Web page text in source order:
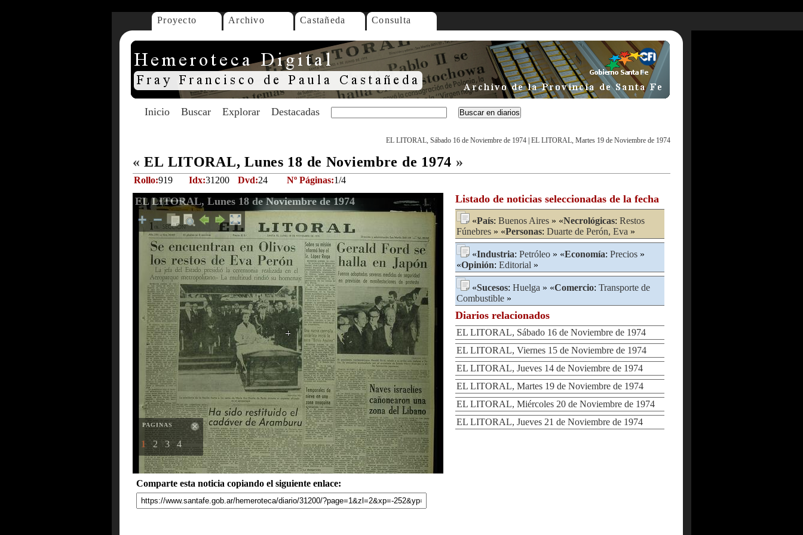
Proyecto Archivo Castañeda Consulta
Inicio Buscar Explorar Destacadas
EL LITORAL, Sábado 16 de Noviembre de 1974 EL LITORAL, Martes 19 de Noviembre de 1974
« EL LITORAL, Lunes 18 de Noviembre de 1974 »
Rollo:919 Idx:31200 Dvd:24 Nº Páginas:1/4
EL LITORAL, Lunes 18 de Noviembre de 1974
PAGINAS
1 2 3 4
Comparte esta noticia copiando el siguiente enlace:
Listado de noticias seleccionadas de la fecha
«País: Buenos Aires » «Necrológicas: Restos
Fúnebres » «Personas: Duarte de Perón, Eva »
«Industria: Petróleo » «Economía: Precios »
«Opinión: Editorial »
«Sucesos: Huelga » «Comercio: Transporte de
Combustible »
Diarios relacionados
EL LITORAL, Sábado 16 de Noviembre de 1974
EL LITORAL, Viernes 15 de Noviembre de 1974
EL LITORAL, Jueves 14 de Noviembre de 1974
EL LITORAL, Martes 19 de Noviembre de 1974
EL LITORAL, Miércoles 20 de Noviembre de 1974
EL LITORAL, Jueves 21 de Noviembre de 1974